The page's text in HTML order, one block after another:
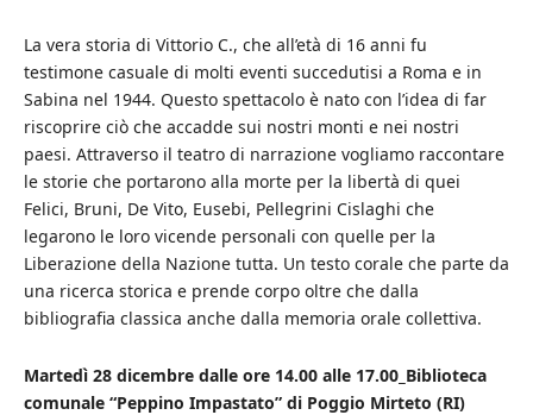
La vera storia di Vittorio C., che all’età di 16 anni fu
testimone casuale di molti eventi succedutisi a Roma e in
Sabina nel 1944. Questo spettacolo è nato con l’idea di far
riscoprire ciò che accadde sui nostri monti e nei nostri
paesi. Attraverso il teatro di narrazione vogliamo raccontare
le storie che portarono alla morte per la libertà di quei
Felici, Bruni, De Vito, Eusebi, Pellegrini Cislaghi che
legarono le loro vicende personali con quelle per la
Liberazione della Nazione tutta. Un testo corale che parte da
una ricerca storica e prende corpo oltre che dalla
bibliografia classica anche dalla memoria orale collettiva.
Martedì 28 dicembre dalle ore 14.00 alle 17.00_Biblioteca
comunale “Peppino Impastato” di Poggio Mirteto (RI)